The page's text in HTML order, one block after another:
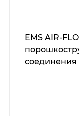
EMS AIR-
соединения